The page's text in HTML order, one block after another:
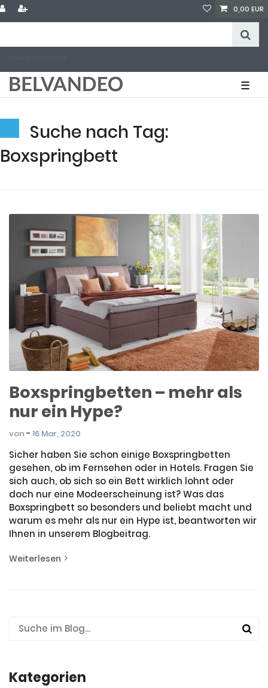
0,00 EUR
☰
Suche nach Tag:
Boxspringbett
Boxspringbetten – mehr als
nur ein Hype?
von - 16 Mar, 2020
Sicher haben Sie schon einige Boxspringbetten
gesehen, ob im Fernsehen oder in Hotels. Fragen Sie
sich auch, ob sich so ein Bett wirklich lohnt oder
doch nur eine Modeerscheinung ist? Was das
Boxspringbett so besonders und beliebt macht und
warum es mehr als nur ein Hype ist, beantworten wir
Ihnen in unserem Blogbeitrag.
Weiterlesen
Kategorien